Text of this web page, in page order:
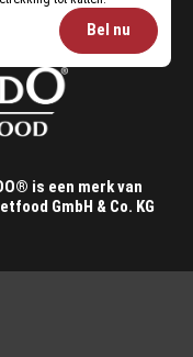
Bel nu
is een merk van
GmbH & Co. KG